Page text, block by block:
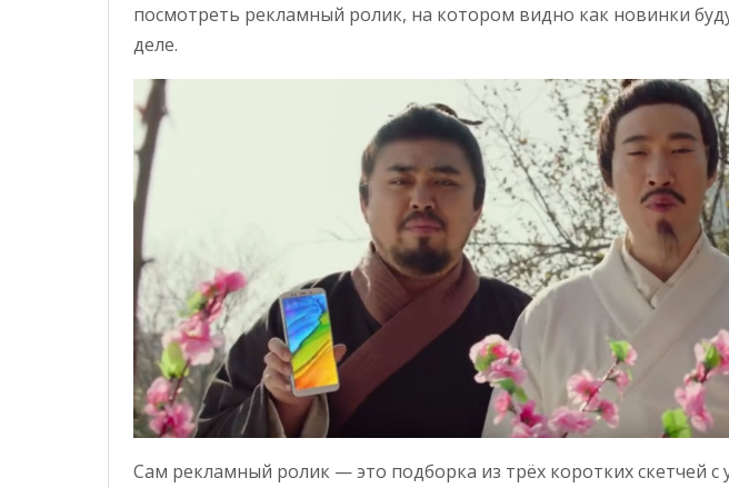
посмотреть рекламный ролик, на котором видно как новинки
деле.
Сам рекламный ролик — это подборка из трёх коротких скетчей с